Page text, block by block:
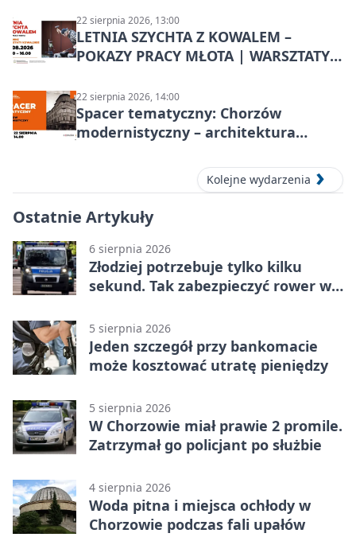
22 sierpnia 2026, 13:00
LETNIA SZYCHTA Z KOWALEM –
POKAZY PRACY MŁOTA | WARSZTATY
22 sierpnia 2026, 14:00
Spacer tematyczny: Chorzów
modernistyczny – architektura
Kolejne wydarzenia
Ostatnie Artykuły
6 sierpnia 2026
Złodziej potrzebuje tylko kilku
sekund. Tak zabezpieczyć rower w
5 sierpnia 2026
Jeden szczegół przy bankomacie
może kosztować utratę pieniędzy
5 sierpnia 2026
W Chorzowie miał prawie 2 promile.
Zatrzymał go policjant po służbie
4 sierpnia 2026
Woda pitna i miejsca ochłody w
Chorzowie podczas fali upałów